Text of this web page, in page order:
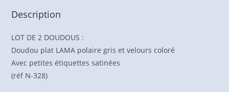
Description
LOT DE 2 DOUDOUS :
Doudou plat LAMA polaire gris et velours coloré
Avec petites étiquettes satinées
(réf N-328)